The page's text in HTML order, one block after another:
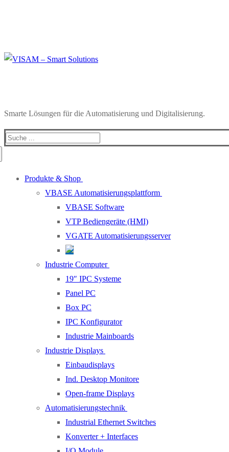
Smarte Lösungen für die Automatisierung und Digitalisierung.
Search
Produkte & Shop
VBASE Automatisierungsplattform
VBASE Software
VTP Bediengeräte (HMI)
VGATE Automatisierungsserver
Industrie Computer
19″ IPC Systeme
Panel PC
Box PC
IPC Konfigurator
Industrie Mainboards
Industrie Displays
Einbaudisplays
Ind. Desktop Monitore
Open-frame Displays
Automatisierungstechnik
Industrial Ethernet Switches
Konverter + Interfaces